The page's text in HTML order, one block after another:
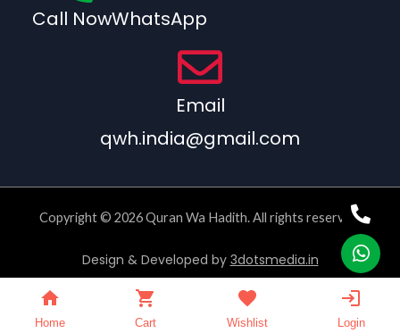
Call NowWhatsApp
Email
qwh.india@gmail.com
Copyright © 2026 Quran Wa Hadith. All rights reserved.
Design & Developed by 3dotsmedia.in
Home Cart Wishlist Login